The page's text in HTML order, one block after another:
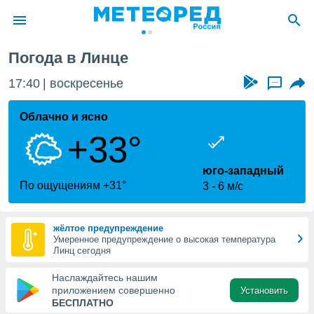
о
Вы можете
к этому
доступ
Погода в Линце
17:40 воскресенье ...
Облачно и ясно
+33°
По ощущениям +31°
юго-западный
3
6 м/с
жёлтое предупреждение
Умеренное предупреждение о высокая температура
Линц сегодня
Наслаждайтесь нашим
приложением совершенно
БЕСПЛАТНО
Установить